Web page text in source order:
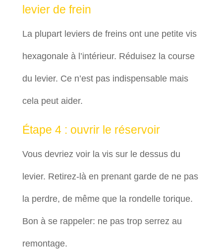
levier de frein
La plupart leviers de freins ont une petite vis
hexagonale à l’intérieur. Réduisez la course
du levier. Ce n’est pas indispensable mais
cela peut aider.
Étape 4 : ouvrir le réservoir
Vous devriez voir la vis sur le dessus du
levier. Retirez-là en prenant garde de ne pas
la perdre, de même que la rondelle torique.
Bon à se rappeler: ne pas trop serrez au
remontage.